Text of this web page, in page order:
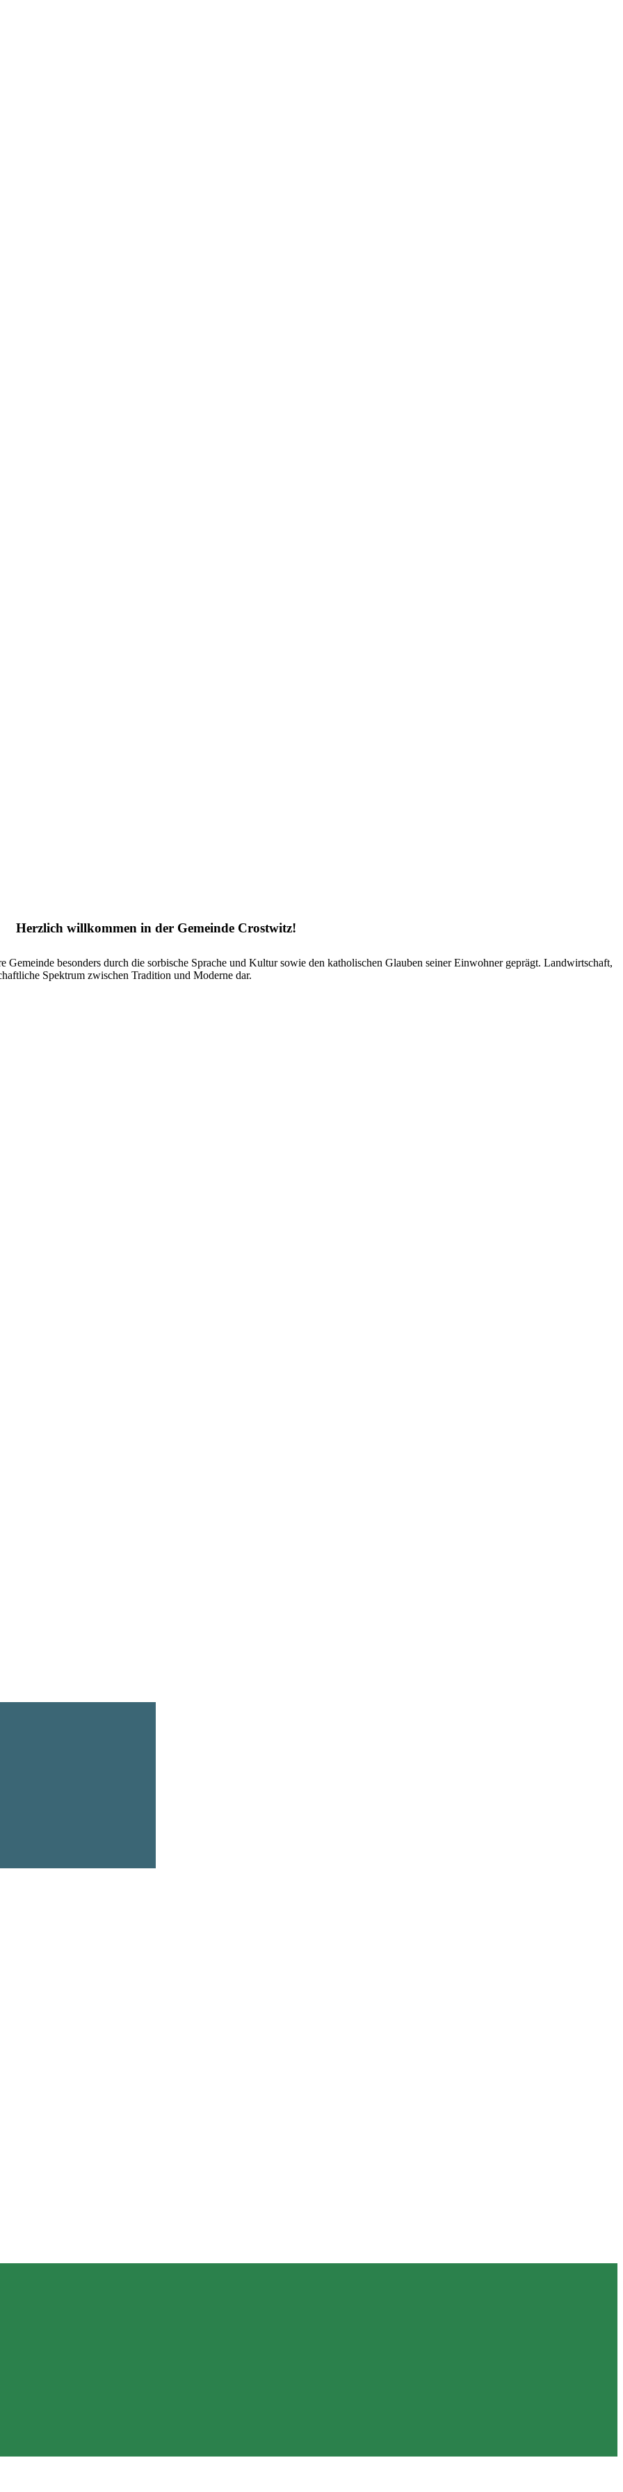
Herzlich willkommen in der Gemeinde Crostwitz!
besonders durch die sorbische Sprache und Kultur sowie den katholischen Glauben seiner Einwohner geprägt. Landwirtschaft,
Spektrum zwischen Tradition und Moderne dar.